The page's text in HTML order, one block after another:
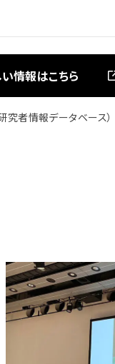
情報はこちら
究者情報データベース）